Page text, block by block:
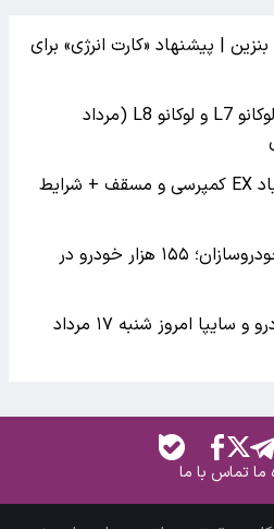
| پیشنهاد «کارت انرژی» برای
بخشنامه فروش اقساطی لوکانو L7 و لوکانو L8 (مرداد
شروع فروش اقساطی زامیاد EX کمپرسی و مسقف + شرایط
افت ۳۴ درصدی فروش خودروسازان؛ ۱۵۵ هزار خودرو در
قیمت محصولات ایران‌خودرو و سایپا امروز شنبه ۱۷ مرداد
ماتماس با ما